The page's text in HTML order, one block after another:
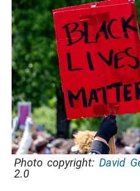
Photo copyright: David
2.0